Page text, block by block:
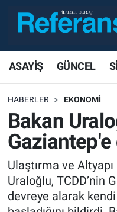
ASAYİŞ GÜNCEL
HABERLER EKONOMİ
Bakan
Gaziantep'e
Ulaştırma ve
Uraloğlu, TCDD’nin
devreye alarak